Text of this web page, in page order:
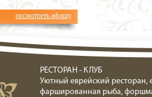
посмотреть афишу
РЕСТОРАН - КЛУБ
Уютный еврейский ресторан,
фаршированная рыба,